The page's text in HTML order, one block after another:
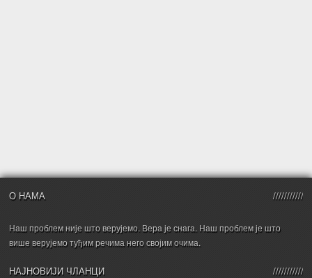
О НАМА
Наш проблем није што верујемо. Вера је снага. Наш проблем је што
више верујемо туђим речима него својим очима.
НАЈНОВИЈИ ЧЛАНЦИ